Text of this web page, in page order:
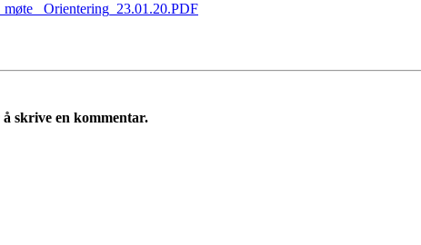
Orientering_23.01.20.PDF
skrive en kommentar.